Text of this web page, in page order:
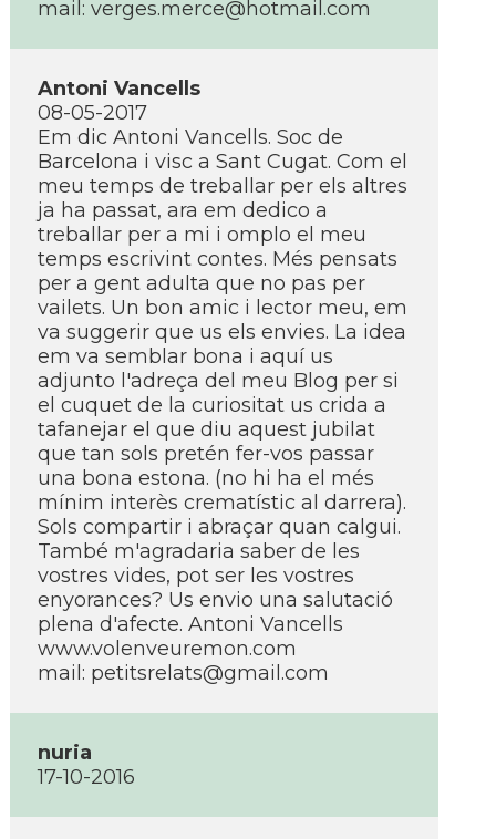
mail: verges.merce@hotmail.com
Antoni Vancells
08-05-2017
Em dic Antoni Vancells. Soc de
Barcelona i visc a Sant Cugat. Com el
meu temps de treballar per els altres
ja ha passat, ara em dedico a
treballar per a mi i omplo el meu
temps escrivint contes. Més pensats
per a gent adulta que no pas per
vailets. Un bon amic i lector meu, em
va suggerir que us els envies. La idea
em va semblar bona i aquí­ us
adjunto l'adreça del meu Blog per si
el cuquet de la curiositat us crida a
tafanejar el que diu aquest jubilat
que tan sols pretén fer-vos passar
una bona estona. (no hi ha el més
mí­nim interès crematí­stic al darrera).
Sols compartir i abraçar quan calgui.
També m'agradaria saber de les
vostres vides, pot ser les vostres
enyorances? Us envio una salutació
plena d'afecte. Antoni Vancells
www.volenveuremon.com
mail: petitsrelats@gmail.com
nuria
17-10-2016